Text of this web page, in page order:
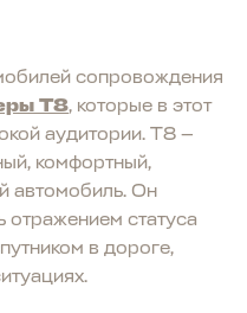
сопровождения
T8, которые в этот
аудитории. T8 —
комфортный,
автомобиль. Он
отражением статуса
в дороге,